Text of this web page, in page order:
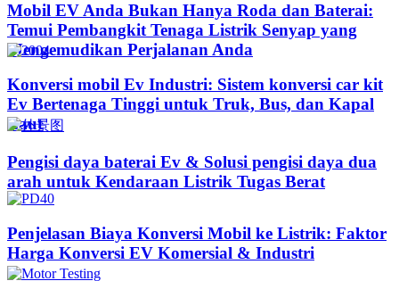
Mobil EV Anda Bukan Hanya Roda dan Baterai:
Temui Pembangkit Tenaga Listrik Senyap yang
Mengemudikan Perjalanan Anda
Konversi mobil Ev Industri: Sistem konversi car kit
Ev Bertenaga Tinggi untuk Truk, Bus, dan Kapal
Laut
Pengisi daya baterai Ev & Solusi pengisi daya dua
arah untuk Kendaraan Listrik Tugas Berat
Penjelasan Biaya Konversi Mobil ke Listrik: Faktor
Harga Konversi EV Komersial & Industri